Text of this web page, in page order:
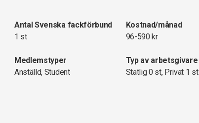
Antal Svenska fackförbund
1 st
Kostnad/månad
96-590 kr
Medlemstyper
Anställd, Student
Typ av arbetsgivare
Statlig 0 st, Privat 1 st